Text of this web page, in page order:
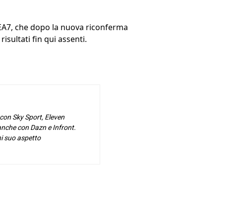
che dopo la nuova riconferma
fin qui assenti.
Sky Sport, Eleven
con Dazn e Infront.
suo aspetto